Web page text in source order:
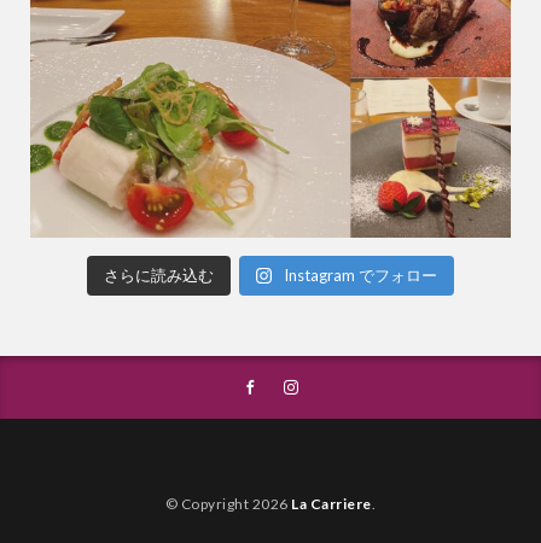
さらに読み込む Instagram でフォロー
© Copyright 2026 La Carriere.